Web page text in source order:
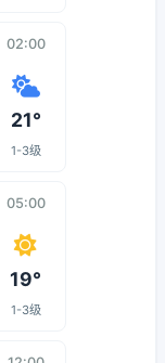
02:00
21°
1-3级
05:00
19°
1-3级